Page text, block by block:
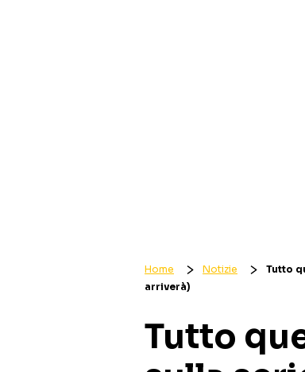
Home Notizie
Tutto
arriverà)
Tutto